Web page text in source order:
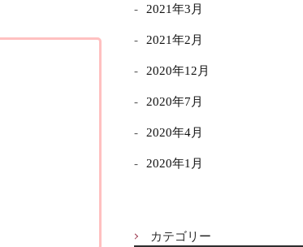
2021年3月
2021年2月
2020年12月
2020年7月
2020年4月
2020年1月
カテゴリー